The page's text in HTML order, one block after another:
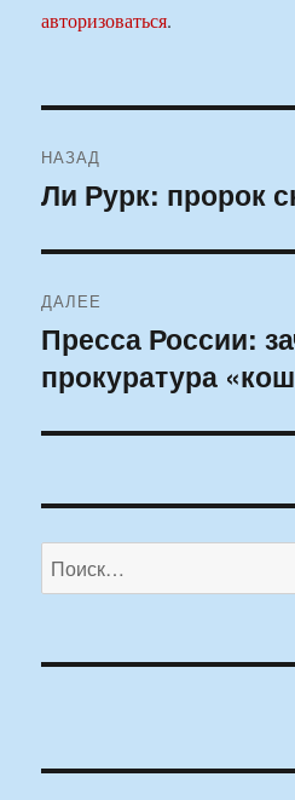
авторизоваться.
по
НАЗАД
Предыдущая
Ли Рурк: пророк
ДАЛЕЕ
Следующая
запись:
Пресса России:
прокуратура
Искать: